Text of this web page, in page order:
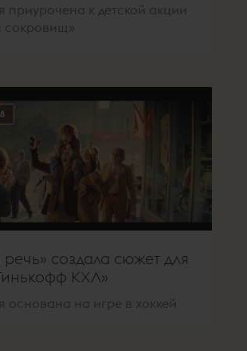
приурочена к детской акции
сокровищ»
речь» создала сюжет для
КХЛ»
основана на игре в хоккей